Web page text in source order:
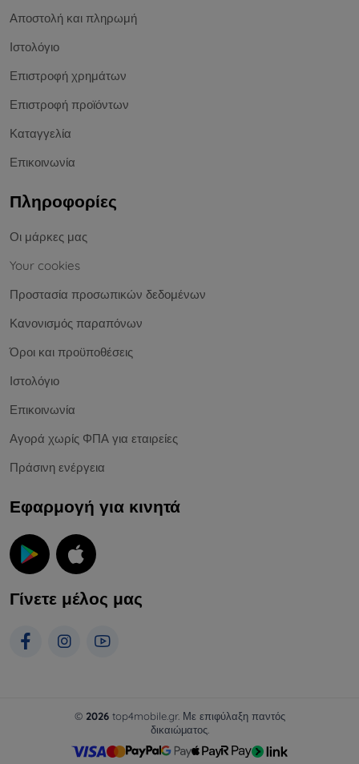
Αποστολή και πληρωμή
Ιστολόγιο
Επιστροφή χρημάτων
Επιστροφή προϊόντων
Καταγγελία
Επικοινωνία
Πληροφορίες
Οι μάρκες μας
Your cookies
Προστασία προσωπικών δεδομένων
Κανονισμός παραπόνων
Όροι και προϋποθέσεις
Ιστολόγιο
Επικοινωνία
Αγορά χωρίς ΦΠΑ για εταιρείες
Πράσινη ενέργεια
Εφαρμογή για κινητά
Γίνετε μέλος μας
© 2026top4mobile.gr. Με επιφύλαξη παντός
δικαιώματος.